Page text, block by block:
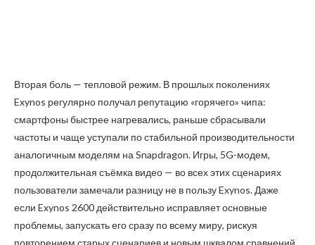
Вторая боль — тепловой режим. В прошлых поколениях
Exynos регулярно получал репутацию «горячего» чипа:
смартфоны быстрее нагревались, раньше сбрасывали
частоты и чаще уступали по стабильной производительности
аналогичным моделям на Snapdragon. Игры, 5G-модем,
продолжительная съёмка видео — во всех этих сценариях
пользователи замечали разницу не в пользу Exynos. Даже
если Exynos 2600 действительно исправляет основные
проблемы, запускать его сразу по всему миру, рискуя